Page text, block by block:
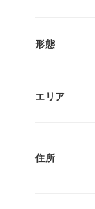
形態
エリア
住所